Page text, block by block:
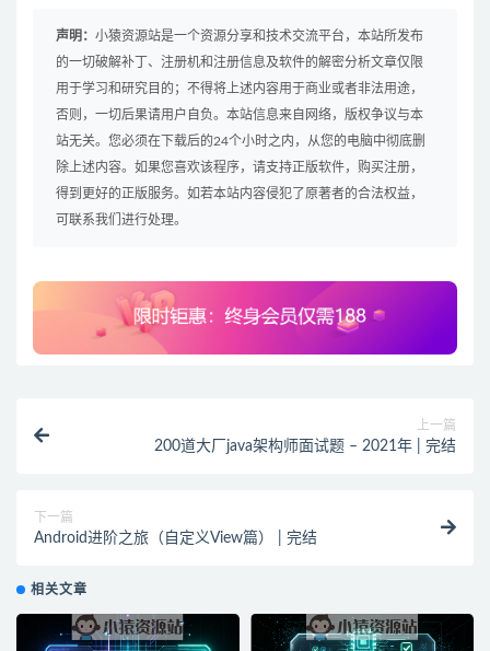
声明： 小猿资源站是一个资源分享和技术交流平台，本站所发布
的一切破解补丁、注册机和注册信息及软件的解密分析文章仅限
用于学习和研究目的；不得将上述内容用于商业或者非法用途，
否则，一切后果请用户自负。本站信息来自网络，版权争议与本
站无关。您必须在下载后的24个小时之内，从您的电脑中彻底删
除上述内容。如果您喜欢该程序，请支持正版软件，购买注册，
得到更好的正版服务。如若本站内容侵犯了原著者的合法权益，
可联系我们进行处理。
上一篇
200道大厂java架构师面试题 – 2021年 | 完结
下一篇
Android进阶之旅（自定义View篇） | 完结
相关文章